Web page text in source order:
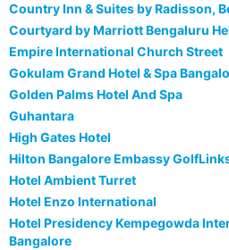
Country Inn & Suites by Radisson,
Courtyard by Marriott Bengaluru
Empire International Church Street
Gokulam Grand Hotel & Spa
Golden Palms Hotel And Spa
Guhantara
High Gates Hotel
Hilton Bangalore Embassy
Hotel Ambient Turret
Hotel Enzo International
Hotel Presidency Kempegowda
Bangalore